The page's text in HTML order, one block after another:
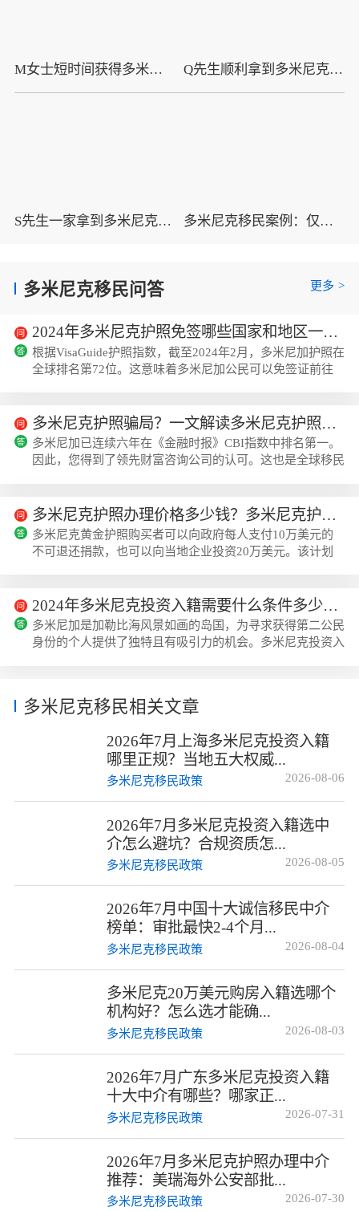
M女士短时间获得多米尼克护照，自此全球通行不是梦! Q先生顺利拿到多米尼克护照，自此全球通行无烦忧!
S先生一家拿到多米尼克护照，一站式解决全球通行以及孩子教育问题 多米尼克移民案例：仅仅三个月，M先生一家便拿到多米尼克护照
多米尼克移民问答 更多 >
2024年多米尼克护照免签哪些国家和地区一览表？
根据VisaGuide护照指数，截至2024年2月，多米尼加护照在
全球排名第72位。这意味着多米尼加公民可以免签证前往
多米尼克护照骗局？一文解读多米尼克护照的优点和缺点！
多米尼加已连续六年在《金融时报》CBI指数中排名第一。
因此，您得到了领先财富咨询公司的认可。这也是全球移民
多米尼克护照办理价格多少钱？多米尼克护照费用！
多米尼克黄金护照购买者可以向政府每人支付10万美元的
不可退还捐款，也可以向当地企业投资20万美元。该计划
克护照办理价格多少钱？多米尼克护照费用！一、多米尼克
护照费用多米尼克投资基金护照费用：单个申请人需投资至
少10万美元至政府批准的基金。最便宜的护照项目，护照
2024年多米尼克投资入籍需要什么条件多少钱？
多米尼加是加勒比海风景如画的岛国，为寻求获得第二公民
身份的个人提供了独特且有吸引力的机会。多米尼克投资入
多米尼克移民相关文章
2026年7月上海多米尼克投资入籍
哪里正规？当地五大权威...
2026-08-06
多米尼克移民政策
2026年7月多米尼克投资入籍选中
介怎么避坑？合规资质怎...
2026-08-05
多米尼克移民政策
2026年7月中国十大诚信移民中介
榜单：审批最快2-4个月...
2026-08-04
多米尼克移民政策
多米尼克20万美元购房入籍选哪个
机构好？怎么选才能确...
2026-08-03
多米尼克移民政策
2026年7月广东多米尼克投资入籍
十大中介有哪些？哪家正...
2026-07-31
多米尼克移民政策
2026年7月多米尼克护照办理中介
推荐：美瑞海外公安部批...
2026-07-30
多米尼克移民政策